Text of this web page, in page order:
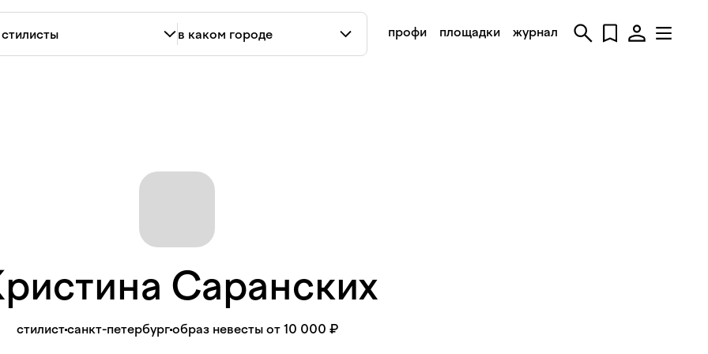
профи площадки журнал
Саранских
стилистсанкт-петербургобраз невесты от 10 000 ₽